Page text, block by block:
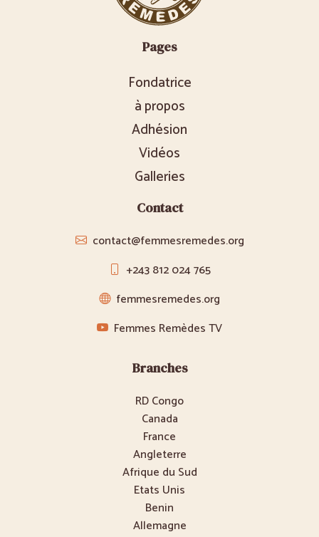
Pages
Fondatrice
à propos
Adhésion
Vidéos
Galleries
Contact
contact@femmesremedes.org
+243 812 024 765
femmesremedes.org
Femmes Remèdes TV
Branches
RD Congo
Canada
France
Angleterre
Afrique du Sud
Etats Unis
Benin
Allemagne